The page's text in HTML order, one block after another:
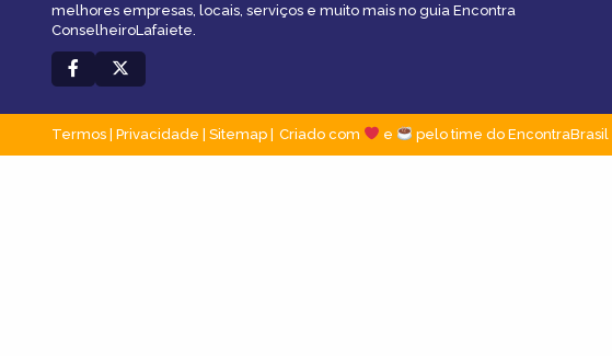
melhores empresas, locais, serviços e muito mais no guia Encontra
ConselheiroLafaiete.
Termos | Privacidade | Sitemap Criado com e pelo time do EncontraBrasil